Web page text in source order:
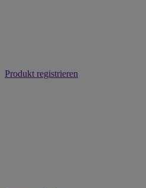
Produkt registrieren